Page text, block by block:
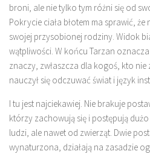
broni, ale nie tylko tym różni się od
Pokrycie ciała błotem ma sprawić,
swojej przysobionej rodziny. Widok
wątpliwości. W końcu Tarzan
znaczy, zwłaszcza dla kogoś, kto nie
nauczył się odczuwać świat i język
I tu jest najciekawiej. Nie brakuje
którzy zachowują się i postępują
ludzi, ale nawet od zwierząt. Dwie
wynaturzona, działają na zasadzie